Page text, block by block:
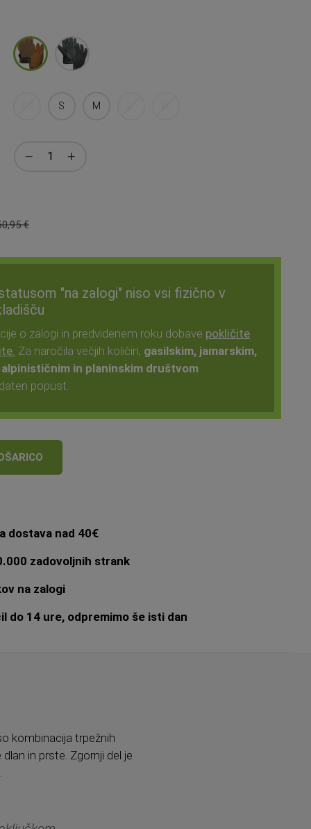
S M
€
"na zalogi" niso vsi fizično v
o zalogi in predvidenem roku dobave pokličite
Za naročila večjih količin, gasilskim, jamarskim,
in planinskim društvom
popust.
dostava nad 40€
zadovoljnih strank
na zalogi
do 14 ure, odpremimo še isti dan
kombinacija trpežnih
in prste. Zgornji del je